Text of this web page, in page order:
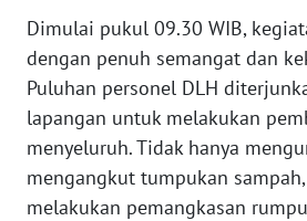
Dimulai pukul 09.30 WIB,
dengan penuh semangat dan
Puluhan personel DLH
lapangan untuk melakukan
menyeluruh. Tidak hanya
mengangkut tumpukan
melakukan pemangkasan
News
Regional
WN
SUMUT
WN
JAKARTA